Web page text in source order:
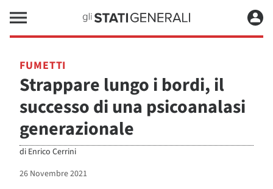
FUMETTI
Strappare lungo i bordi, il
successo di una psicoanalasi
generazionale
di Enrico Cerrini
26 Novembre 2021